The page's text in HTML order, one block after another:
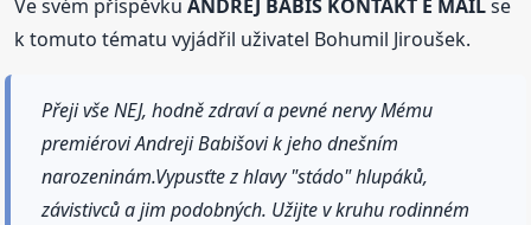
Ve svém příspěvkuANDREJ BABIŠ KONTAKT E MAILse
k tomuto tématu vyjádřil uživatel Bohumil Jiroušek.
Přeji vše NEJ, hodně zdraví a pevné nervy Mému
premiérovi Andreji Babišovi k jeho dnešním
narozeninám.Vypusťte z hlavy "stádo" hlupáků,
závistivců a jim podobných. Užijte v kruhu rodinném